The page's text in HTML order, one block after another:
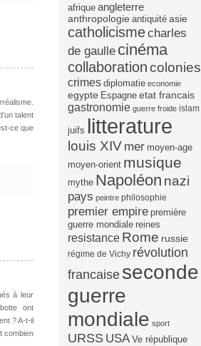
talent
ce que
à leur
ont
? A-t-il
combien
afrique angleterre
anthropologie antiquité asie
catholicismecharles
de gaulle cinéma
collaborationcolonies
crimes diplomatie economie
egypte Espagne etat francais
gastronomie guerre froide islam
juifs litterature
louis XIV mer moyen-age
moyen-orient musique
mythe Napoléon nazi
pays peintre philosophie
premier empire première
guerre mondiale reines
resistance Rome russie
régime de Vichy révolution
francaise seconde
guerre
mondiale sport
URSS USA Ve république